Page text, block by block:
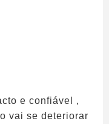
e confiável ,
vai se deteriorar